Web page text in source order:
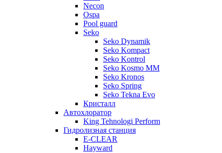
Necon
Ospa
Pool guard
Seko
Seko Dynamik
Seko Kompact
Seko Kontrol
Seko Kosmo MM
Seko Kronos
Seko Spring
Seko Tekna Evo
Кристалл
Автохлоратор
King Tehnologi Perform
Гидролизная станция
E-CLEAR
Hayward